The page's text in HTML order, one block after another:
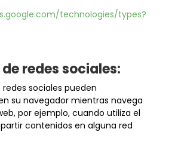
technologies/types?
redes sociales:
redes sociales pueden
su navegador mientras navega
por ejemplo, cuando utiliza el
contenidos en alguna red